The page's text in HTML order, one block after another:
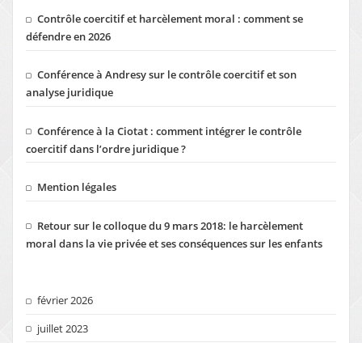
Contrôle coercitif et harcèlement moral : comment se
défendre en 2026
Conférence à Andresy sur le contrôle coercitif et son
analyse juridique
Conférence à la Ciotat : comment intégrer le contrôle
coercitif dans l’ordre juridique ?
Mention légales
Retour sur le colloque du 9 mars 2018: le harcèlement
moral dans la vie privée et ses conséquences sur les enfants
février 2026
juillet 2023